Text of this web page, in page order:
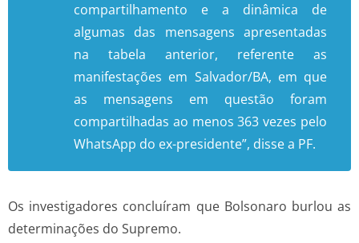
compartilhamento e a dinâmica de
algumas das mensagens apresentadas
na tabela anterior, referente as
manifestações em Salvador/BA, em que
as mensagens em questão foram
compartilhadas ao menos 363 vezes pelo
WhatsApp do ex-presidente”, disse a PF.
Os investigadores concluíram que Bolsonaro burlou as
determinações do Supremo.